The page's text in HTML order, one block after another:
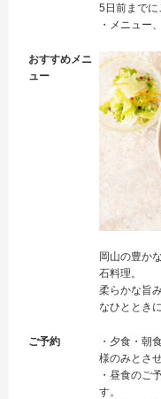
5日前までに
・メニュー
おすすめメニ
ュー
岡山の豊か
石料理。
柔らかな旨
なひととき
ご予約
・夕食・朝
様のみとさ
・昼食のご
す。